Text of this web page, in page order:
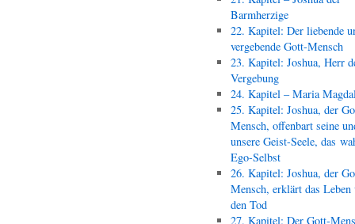
Barmherzige
22. Kapitel: Der liebende
vergebende Gott-Mensch
23. Kapitel: Joshua, Herr
Vergebung
24. Kapitel – Maria
25. Kapitel: Joshua, der
Mensch, offenbart seine
unsere Geist-Seele, das
Ego-Selbst
26. Kapitel: Joshua, der
Mensch, erklärt das Leben
den Tod
27. Kapitel: Der Gott-